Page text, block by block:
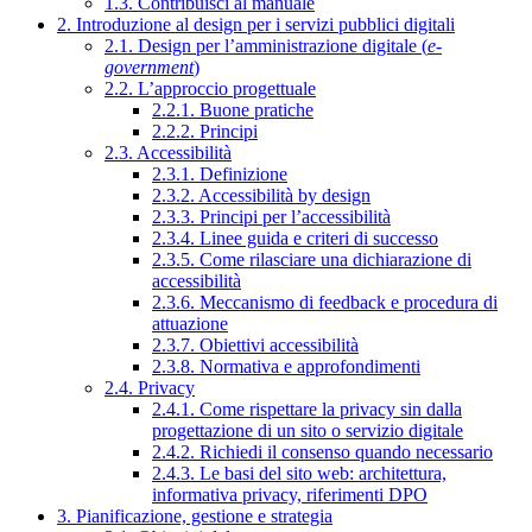
2. Introduzione al design per i servizi pubblici digitali
2.1. Design per l’amministrazione digitale (e-
government)
2.2. L’approccio progettuale
2.2.1. Buone pratiche
2.2.2. Principi
2.3. Accessibilità
2.3.1. Definizione
2.3.2. Accessibilità by design
2.3.3. Principi per l’accessibilità
2.3.4. Linee guida e criteri di successo
2.3.5. Come rilasciare una dichiarazione di
accessibilità
2.3.6. Meccanismo di feedback e procedura di
attuazione
2.3.7. Obiettivi accessibilità
2.3.8. Normativa e approfondimenti
2.4. Privacy
2.4.1. Come rispettare la privacy sin dalla
progettazione di un sito o servizio digitale
2.4.2. Richiedi il consenso quando necessario
2.4.3. Le basi del sito web: architettura,
informativa privacy, riferimenti DPO
3. Pianificazione, gestione e strategia